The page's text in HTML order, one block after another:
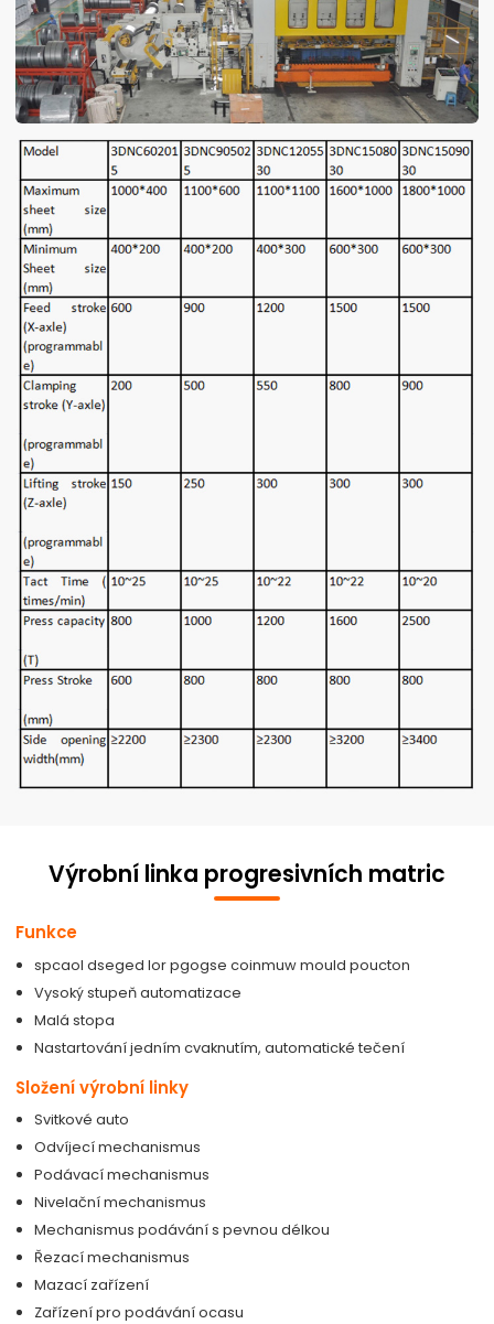
Výrobní linka progresivních matric
Funkce
spcaol dseged lor pgogse coinmuw mould poucton
Vysoký stupeň automatizace
Malá stopa
Nastartování jedním cvaknutím, automatické tečení
Složení výrobní linky
Svitkové auto
Odvíjecí mechanismus
Podávací mechanismus
Nivelační mechanismus
Mechanismus podávání s pevnou délkou
Řezací mechanismus
Mazací zařízení
Zařízení pro podávání ocasu